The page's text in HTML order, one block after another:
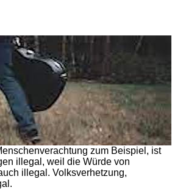
zum Beispiel, ist
illegal, weil die Würde von
illegal. Volksverhetzung,